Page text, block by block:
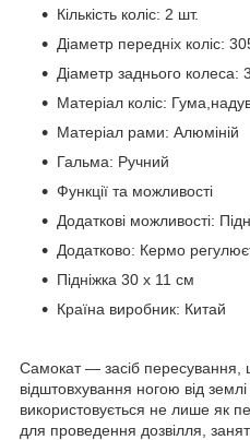
Кількість коліс: 2 шт.
Діаметр передніх коліс:
Діаметр заднього колеса:
Матеріал коліс:
Матеріал рами: Алюміній
Гальма: Ручний
Функції та можливості
Додаткові можливості:
Додатково: Кермо
Підніжка 30 х 11 см
Країна виробник: Китай
Самокат — засіб пересування,
відштовхування ногою від
використовується не лише як
для проведення дозвілля,